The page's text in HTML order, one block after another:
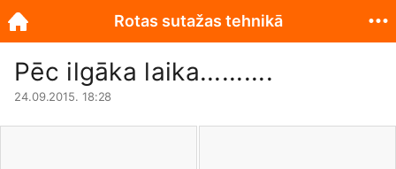
Pēc ilgāka laika..........
24.09.2015. 18:28
Rotas sutažas tehnikā